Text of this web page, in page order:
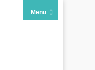
Menu